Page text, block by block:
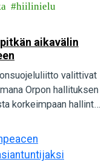
hiilinielu
aikavälin
valittivat
Orpon hallituksen
korkeimpaan hallinto-
siihen ei